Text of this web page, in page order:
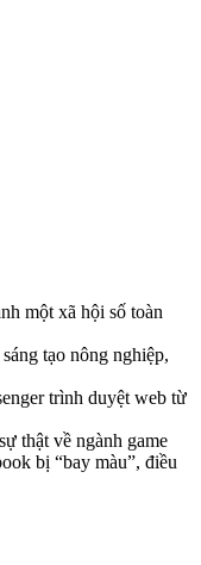
một xã hội số toàn
tạo nông nghiệp,
trình duyệt web từ
thật về ngành game
bị “bay màu”, điều